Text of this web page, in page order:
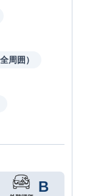
周囲）
B